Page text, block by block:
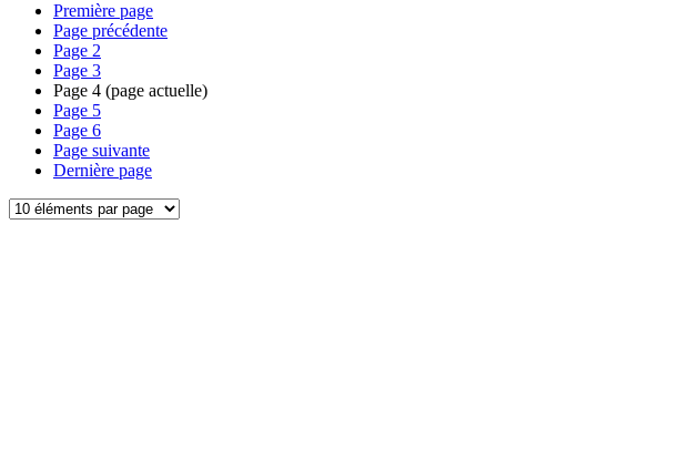
Première page
Page précédente
Page 2
Page 3
Page 4 (page actuelle)
Page 5
Page 6
Page suivante
Dernière page